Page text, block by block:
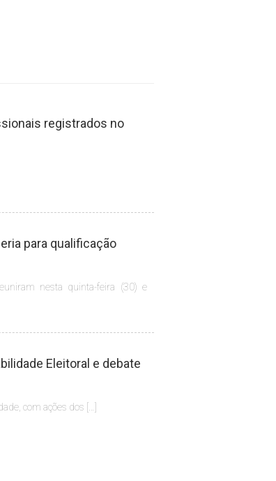
registrados no
para qualificação
nesta quinta-feira (30) e
Eleitoral e debate
com ações dos […]